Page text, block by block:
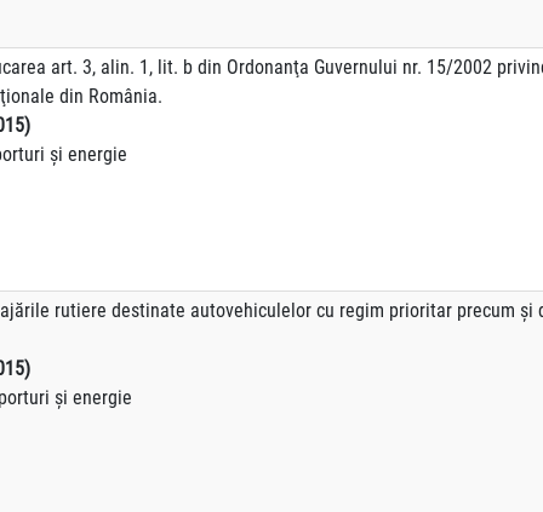
art. 3, alin. 1, lit. b din Ordonanţa Guvernului nr. 15/2002
din România.
şi energie
rutiere destinate autovehiculelor cu regim prioritar precum şi
şi energie